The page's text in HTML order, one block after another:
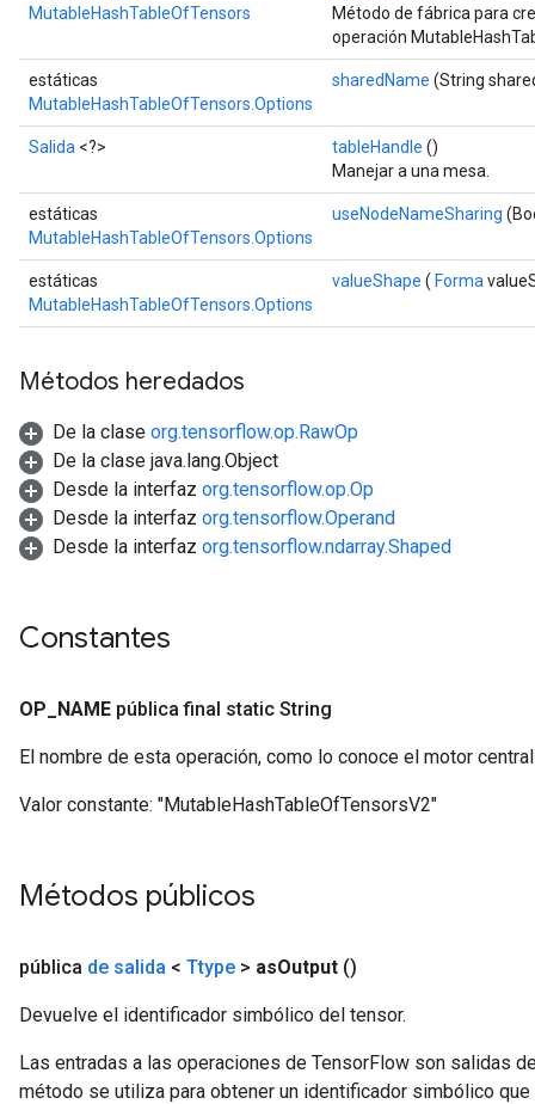
MutableHashTableOfTensors
Método de fábrica para
operación
estáticas
MutableHashTableOfTensors.Options
sharedName (String
Salida <?> tableHandle ()
Manejar a una mesa.
estáticas
MutableHashTableOfTensors.Options
useNodeNameSharing
estáticas
MutableHashTableOfTensors.Options
valueShape ( Forma
Métodos heredados
De la clase org.tensorflow.op.RawOp
De la clase java.lang.Object
Desde la interfaz org.tensorflow.op.Op
Desde la interfaz org.tensorflow.Operand
Desde la interfaz org.tensorflow.ndarray.Shaped
Constantes
OP NAME pública final static String
El nombre de esta operación, como lo conoce el motor
Valor constante: "MutableHashTableOfTensorsV2"
Métodos públicos
pública de salida < Ttype > asOutput ()
Devuelve el identificador simbólico del tensor.
Las entradas a las operaciones de TensorFlow son salidas
método se utiliza para obtener un identificador simbólico